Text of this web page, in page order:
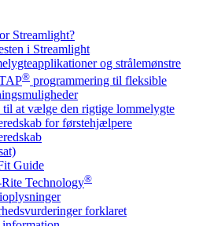
Streamlight?
i Streamlight
og strålemønstre
® programmering til fleksible
til at vælge den rigtige lommelygte
for førstehjælpere
Guide
Technology®
forklaret